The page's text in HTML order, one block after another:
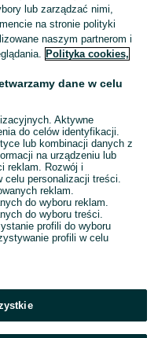
Bawełna
... 6
lub zarządzać nimi,
na stronie polityki
naszym partnerom i
Polityka cookies,
dane w celu
Aktywne
do celów identyfikacji.
lub kombinacji danych z
na urządzeniu lub
reklam. Rozwój i
celu personalizacji treści.
reklam.
do wyboru reklam.
do wyboru treści.
profili do wyboru
profili w celu